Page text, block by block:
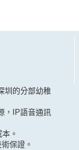
圳的分部幼稚
，IP語音通訊
。
保證。